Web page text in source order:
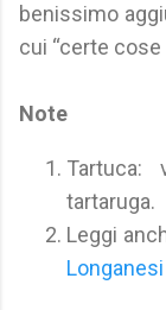
benissimo
cui “certe
Note
Tartuca:
tartaruga.
Leggi
Longanesi